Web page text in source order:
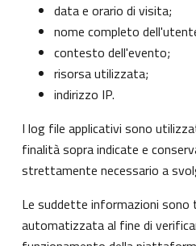
data e orario di visita;
nome completo
contesto dell'evento;
risorsa utilizzata;
indirizzo IP.
I log file applicativi sono
finalità sopra indicate e
strettamente necessario a
Le suddette informazioni
automatizzata al fine di